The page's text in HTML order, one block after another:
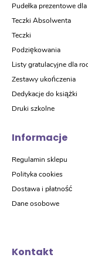
Pudełka prezentowe
Teczki Absolwenta
Teczki
Podziękowania
Listy gratulacyjne dla
Zestawy ukończenia
Dedykacje do książki
Druki szkolne
Informacje
Regulamin sklepu
Polityka cookies
Dostawa i płatność
Dane osobowe
Kontakt